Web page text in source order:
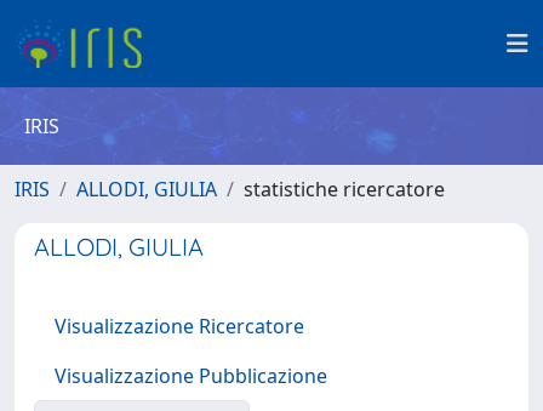
IRIS
IRIS ALLODI, GIULIA statistiche ricercatore
ALLODI, GIULIA
Visualizzazione Ricercatore
Visualizzazione Pubblicazione